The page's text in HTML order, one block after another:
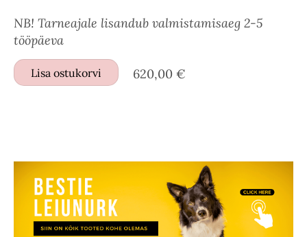
NB! Tarneajale lisandub valmistamisaeg 2-5
tööpäeva
Lisa ostukorvi 620,00 €